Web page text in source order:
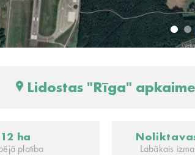
Lidostas "Rīga" apkaime
12 ha
platība Labākais